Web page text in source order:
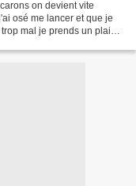
on devient vite
osé me lancer et que je
mal je prends un plaisir